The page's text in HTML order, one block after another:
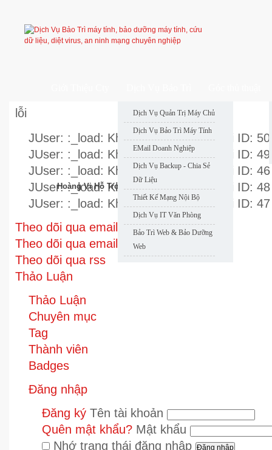
Dịch Vụ Quản Trị Máy Chủ
Dịch Vụ Bảo Trì Máy Tính
EMail Doanh Nghiệp
Dịch Vụ Backup - Chia Sẻ
Dữ Liệu
Thiết Kế Mạng Nội Bộ
Dịch Vụ IT Văn Phòng
Bảo Trì Web & Bảo Dưỡng
Web
lỗi
JUser: :_load: Không thể nạp user với ID: 50
JUser: :_load: Không thể nạp user với ID: 49
JUser: :_load: Không thể nạp user với ID: 46
JUser: :_load: Không thể nạp user với ID: 48
JUser: :_load: Không thể nạp user với ID: 47
Theo dõi qua email
Theo dõi qua email
Theo dõi qua rss
Thảo Luận
Thảo Luận
Chuyên mục
Tag
Thành viên
Badges
Đăng nhập
Đăng ký Tên tài khoản
Quên mật khẩu? Mật khẩu
Nhớ trạng thái đăng nhập
Hoàng Vi Hỗ Trợ Nhanh